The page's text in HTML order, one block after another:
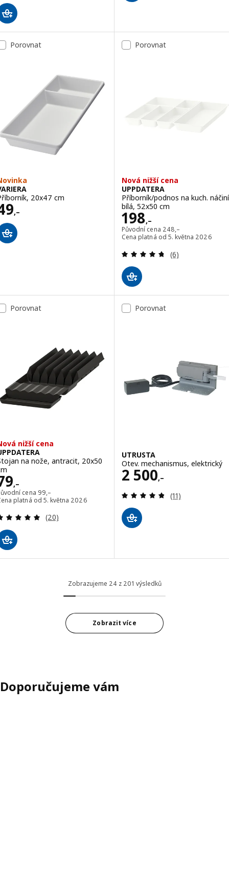
Porovnat
20x47 cm
,– 49,–
Porovnat
Nová nižší cena
UPPDATERA
Příborník/podnos na kuch.
bílá, 52x50 cm
198,–
Cena 198,–
Původní cena 248,–
Původní cena 248,–
Cena platná od 5. května 2026
Recenze: 4.7 z
(6)
Porovnat
nižší cena
na nože, antracit, 20x50
,– 79,–
cena 99,–
Původní cena 99,–
platná od 5. května 2026
Recenze: 5 z 5 hvězdy. Celkem recenzí:
(20)
Porovnat
UTRUSTA
Otev. mechanismus, elektrický
2 500,–
Cena 2500,–
Recenze: 4.8 z
(11)
Zobrazujeme 24 z 201 výsledků
Zobrazit více
Doporučujeme vám